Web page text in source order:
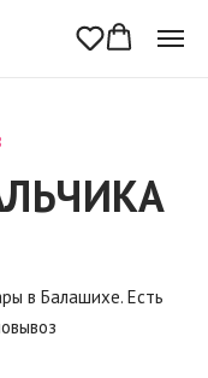
в Балашихе. Есть